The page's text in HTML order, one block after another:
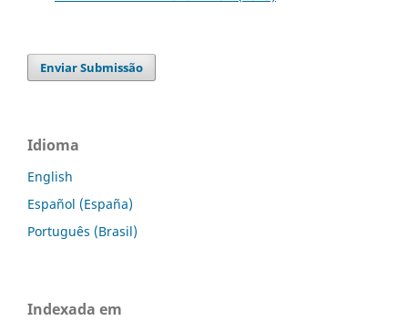
Enviar Submissão
Idioma
English
Español (España)
Português (Brasil)
Indexada em